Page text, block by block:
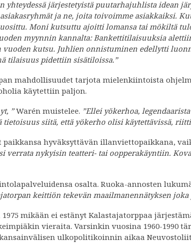
yhteydessä järjestetyistä puutarhajuhlista idean
ja ne, joita toivoimme asiakkaiksi.
Moni kutsuttu ajoitti lomansa tai mökiltä
myynnin kannalta: Bankettitilaisuuksia
kutsu. Juhlien onnistuminen edellytti
tilaisuus pidettiin sisätiloissa.”
mahdollisuudet tarjota mielenkiintoista
käytettiin paljon.
”Warén muistelee. ”Ellei yökerhoa,
siitä, että yökerho olisi käytettävissä,
paikkansa hyväksyttävän illanviettopaikkana,
verrata nykyisin teatteri- tai oopperakäyntiin.
osalta. Ruoka-annosten
keittiön tekevän maailmanennätyksen joka
mikään ei estänyt Kalastajatorppaa
vieraita. Varsinkin vuosina 1960-1990
ulkopolitikoinnin aikaa